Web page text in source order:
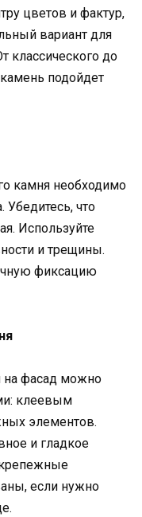
цветов и фактур,
вариант для
классического до
подойдет
камня необходимо
Убедитесь, что
Используйте
и трещины.
фиксацию
на фасад можно
клеевым
элементов.
и гладкое
если нужно